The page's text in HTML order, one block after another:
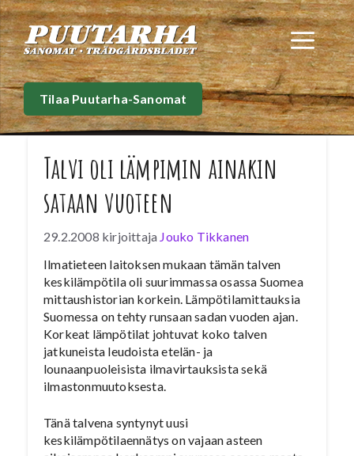
Siirry
sisältöön
Tilaa Puutarha-Sanomat
Talvi oli lämpimin ainakin
sataan vuoteen
29.2.2008 kirjoittaja Jouko Tikkanen
Ilmatieteen laitoksen mukaan tämän talven
keskilämpötila oli suurimmassa osassa Suomea
mittaushistorian korkein. Lämpötilamittauksia
Suomessa on tehty runsaan sadan vuoden ajan.
Korkeat lämpötilat johtuvat koko talven
jatkuneista leudoista etelän- ja
lounaanpuoleisista ilmavirtauksista sekä
ilmastonmuutoksesta.
Tänä talvena syntynyt uusi
keskilämpötilaennätys on vajaan asteen